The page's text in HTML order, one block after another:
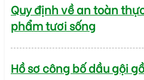
Quy định về an toàn
phẩm tươi sống
Hồ sơ công bố dầu gội